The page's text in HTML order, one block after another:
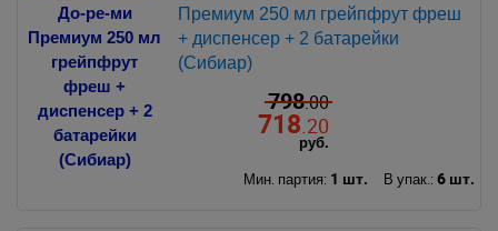
Премиум 250 мл грейпфрут фреш
+ диспенсер + 2 батарейки
(Сибиар)
798.00
718 .20
руб.
Мин. партия: 1 шт. В упак.: 6 шт.